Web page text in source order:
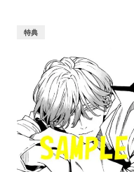
特典